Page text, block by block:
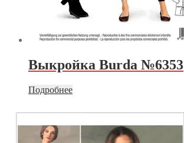
Выкройка Burda №6353
Подробнее